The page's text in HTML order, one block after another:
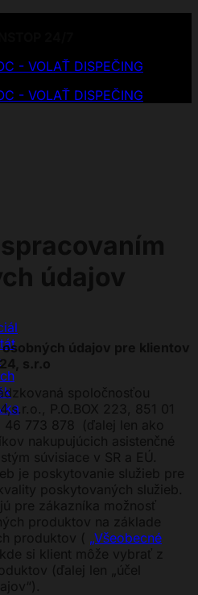
- VOLAŤ DISPEČING
- VOLAŤ DISPEČING
údajov
údajov pre klientov
s.r.o
spoločnosťou
P.O.BOX 223, 851 01
46 773 878
(ďalej len ako
nakupujúcich asistenčné
súvisiace v SR a EÚ.
je poskytovanie služieb pre
poskytovaných služieb.
pre zákazníka možnosť
produktov na základe
produktov ( „Všeobecné
kde si klient môže vybrať z
(ďalej len „účel